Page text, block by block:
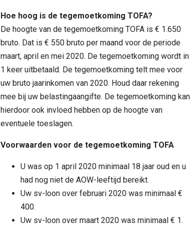
Hoe hoog is de tegemoetkoming TOFA?
De hoogte van de tegemoetkoming TOFA is € 1.650
bruto. Dat is € 550 bruto per maand voor de periode
maart, april en mei 2020. De tegemoetkoming wordt in
1 keer uitbetaald. De tegemoetkoming telt mee voor
uw bruto jaarinkomen van 2020. Houd daar rekening
mee bij uw belastingaangifte. De tegemoetkoming kan
hierdoor ook invloed hebben op de hoogte van
eventuele toeslagen.
Voorwaarden voor de tegemoetkoming TOFA
U was op 1 april 2020 minimaal 18 jaar oud en u
had nog niet de AOW-leeftijd bereikt.
Uw sv-loon over februari 2020 was minimaal €
400.
Uw sv-loon over maart 2020 was minimaal € 1.